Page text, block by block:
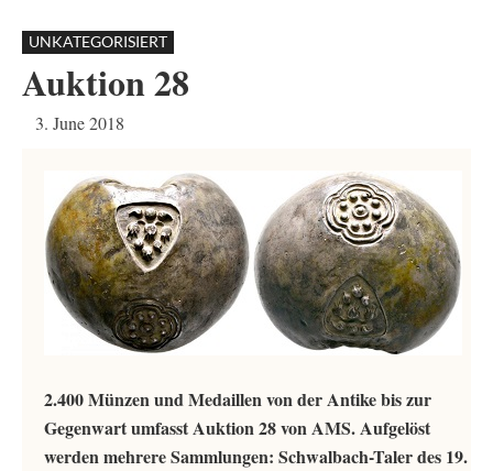
UNKATEGORISIERT
Auktion 28
3. June 2018
2.400 Münzen und Medaillen von der Antike bis zur
Gegenwart umfasst Auktion 28 von AMS. Aufgelöst
werden mehrere Sammlungen: Schwalbach-Taler des 19.